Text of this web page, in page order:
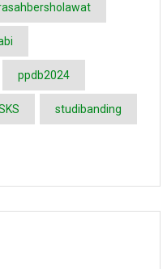
ppdb2024
studibanding